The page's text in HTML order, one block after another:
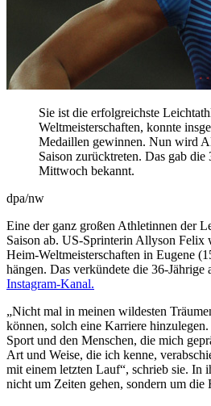
Sie ist die erfolgreichste
Weltmeisterschaften, konnte
Medaillen gewinnen. Nun wird
Saison zurücktreten. Das gab die
Mittwoch bekannt.
dpa/nw
Eine der ganz großen Athletinnen der
Saison ab. US-Sprinterin Allyson Felix
Heim-Weltmeisterschaften in Eugene
hängen. Das verkündete die 36-
Instagram-Kanal.
„Nicht mal in meinen wildesten
können, solch eine Karriere
Sport und den Menschen, die mich
Art und Weise, die ich kenne,
mit einem letzten Lauf“, schrieb sie. In
nicht um Zeiten gehen, sondern um die